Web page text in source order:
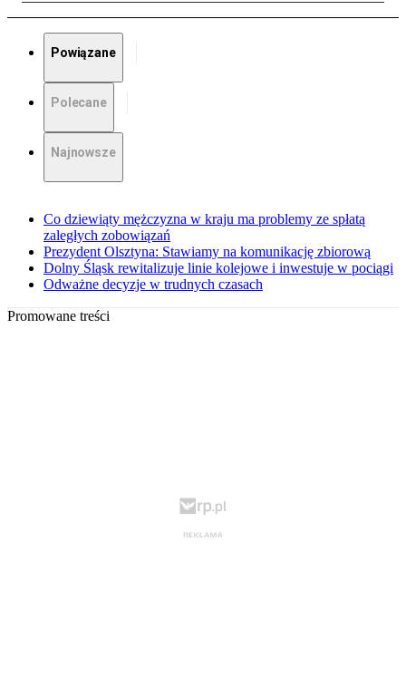
Powiązane
Polecane
Najnowsze
Co dziewiąty mężczyzna w kraju ma problemy ze spłatą
zaległych zobowiązań
Prezydent Olsztyna: Stawiamy na komunikację zbiorową
Dolny Śląsk rewitalizuje linie kolejowe i inwestuje w pociągi
Odważne decyzje w trudnych czasach
Promowane treści